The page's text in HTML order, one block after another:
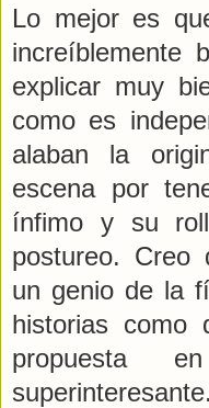
Lo mejor es
increíblemente
explicar muy
como es
alaban la
escena por
ínfimo y su
postureo. Creo
un genio de la
historias
propuesta
superinteresante.